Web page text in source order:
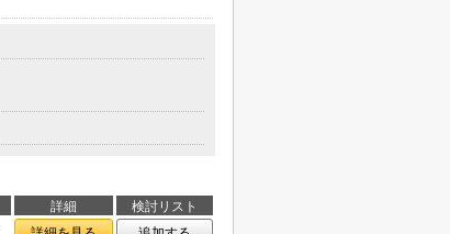
詳細
検討リスト